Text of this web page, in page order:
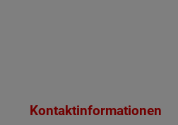
Kontaktinformationen